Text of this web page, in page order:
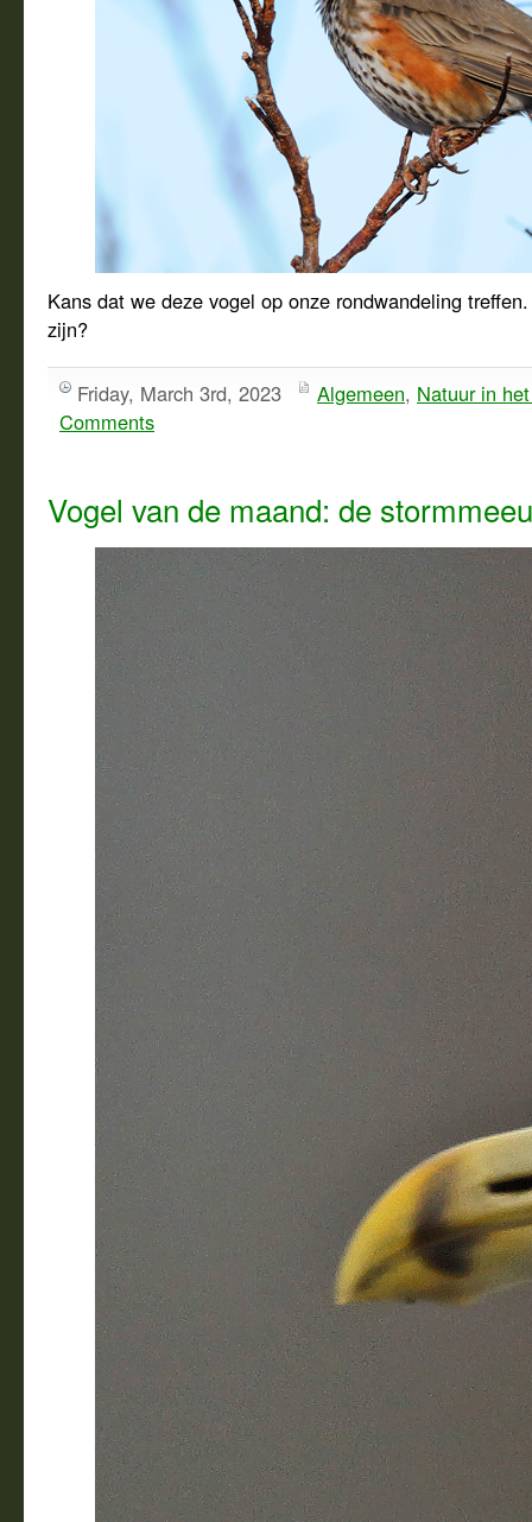
Kans dat we deze vogel op onze rondwandeling
zijn?
Friday, March 3rd, 2023 Algemeen, Natuur in
Comments
Vogel van de maand: de